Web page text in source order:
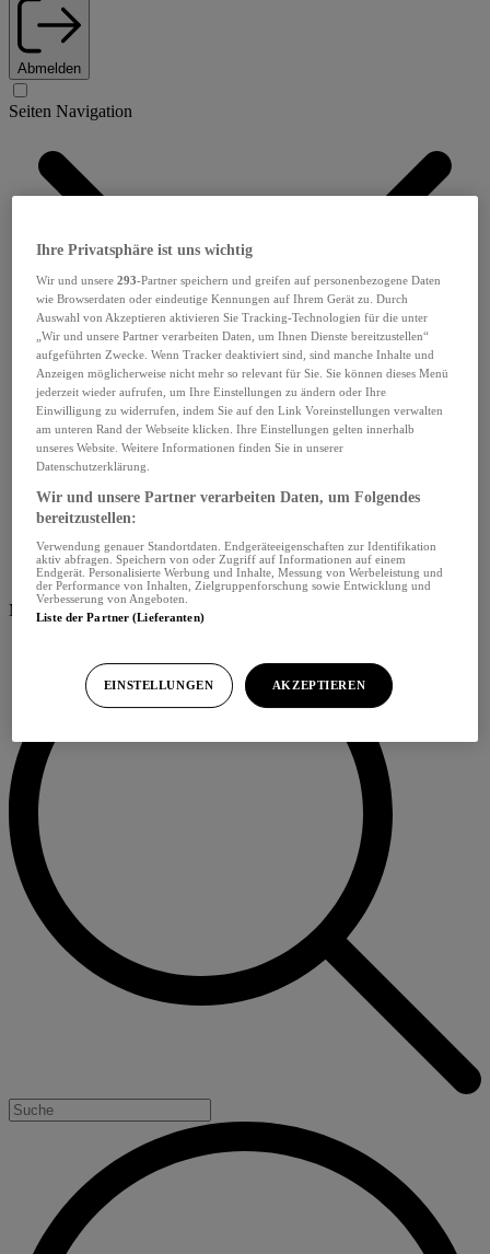
Abmelden
Seiten Navigation
Menü schliessen
Ihre Privatsphäre ist uns wichtig
Wir und unsere293-Partner speichern und greifen auf personenbezogene Daten
wie Browserdaten oder eindeutige Kennungen auf Ihrem Gerät zu. Durch
Auswahl von Akzeptieren aktivieren Sie Tracking-Technologien für die unter
„Wir und unsere Partner verarbeiten Daten, um Ihnen Dienste bereitzustellen“
aufgeführten Zwecke. Wenn Tracker deaktiviert sind, sind manche Inhalte und
Anzeigen möglicherweise nicht mehr so relevant für Sie. Sie können dieses Menü
jederzeit wieder aufrufen, um Ihre Einstellungen zu ändern oder Ihre
Einwilligung zu widerrufen, indem Sie auf den Link Voreinstellungen verwalten
am unteren Rand der Webseite klicken. Ihre Einstellungen gelten innerhalb
unseres Website. Weitere Informationen finden Sie in unserer
Datenschutzerklärung.
Wir und unsere Partner verarbeiten Daten, um Folgendes
bereitzustellen:
Verwendung genauer Standortdaten. Endgeräteeigenschaften zur Identifikation
aktiv abfragen. Speichern von oder Zugriff auf Informationen auf einem
Endgerät. Personalisierte Werbung und Inhalte, Messung von Werbeleistung und
der Performance von Inhalten, Zielgruppenforschung sowie Entwicklung und
Verbesserung von Angeboten.
Liste der Partner (Lieferanten)
EINSTELLUNGEN AKZEPTIEREN